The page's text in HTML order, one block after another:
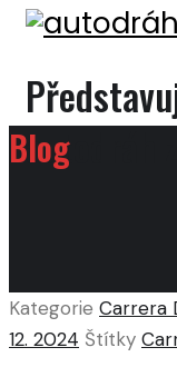
autodráh
Blog
Kategorie Carrera
12. 2024 Štítky